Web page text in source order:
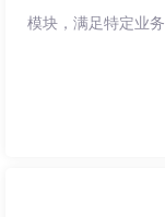
模块，满足特定业